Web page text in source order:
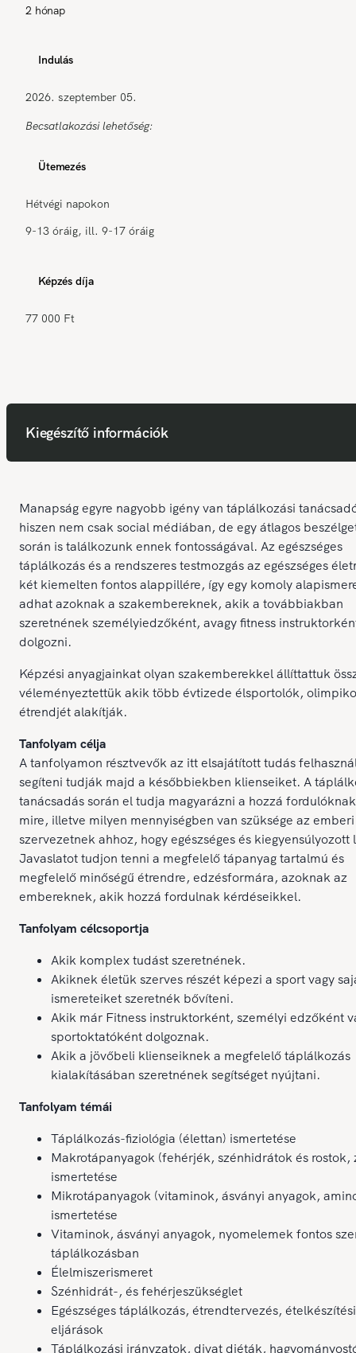
2 hónap
Indulás
2026. szeptember 05.
Becsatlakozási lehetőség:
Ütemezés
Hétvégi napokon
9-13 óráig, ill. 9-17 óráig
Képzés díja
77 000 Ft
Kiegészítő információk
Manapság egyre nagyobb igény van táplálkozási
hiszen nem csak social médiában, de egy átlagos
során is találkozunk ennek fontosságával. Az egészséges
táplálkozás és a rendszeres testmozgás az egészséges
két kiemelten fontos alappillére, így egy komoly
adhat azoknak a szakembereknek, akik a továbbiakban
szeretnének személyiedzőként, avagy fitness
dolgozni.
Képzési anyagjainkat olyan szakemberekkel állíttattuk
véleményeztettük akik több évtizede élsportolók,
étrendjét alakítják.
Tanfolyam célja
A tanfolyamon résztvevők az itt elsajátított tudás
segíteni tudják majd a későbbiekben klienseiket. A
tanácsadás során el tudja magyarázni a hozzá
mire, illetve milyen mennyiségben van szüksége az emberi
szervezetnek ahhoz, hogy egészséges és kiegyensúlyozott
Javaslatot tudjon tenni a megfelelő tápanyag tartalmú és
megfelelő minőségű étrendre, edzésformára, azoknak az
embereknek, akik hozzá fordulnak kérdéseikkel.
Tanfolyam célcsoportja
Akik komplex tudást szeretnének.
Akiknek életük szerves részét képezi a sport vagy
ismereteiket szeretnék bővíteni.
Akik már Fitness instruktorként, személyi edzőként
sportoktatóként dolgoznak.
Akik a jövőbeli klienseiknek a megfelelő táplálkozás
kialakításában szeretnének segítséget nyújtani.
Tanfolyam témái
Táplálkozás-fiziológia (élettan) ismertetése
Makrotápanyagok (fehérjék, szénhidrátok és rostok,
ismertetése
Mikrotápanyagok (vitaminok, ásványi anyagok,
ismertetése
Vitaminok, ásványi anyagok, nyomelemek fontos
táplálkozásban
Élelmiszerismeret
Szénhidrát-, és fehérjeszükséglet
Egészséges táplálkozás, étrendtervezés, ételkészítési
eljárások
Táplálkozási irányzatok, divat diéták,